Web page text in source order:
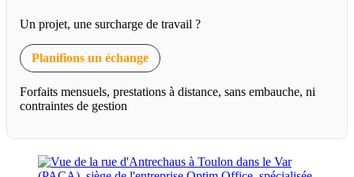
Un projet, une surcharge de travail ?
Planifions un échange
Forfaits mensuels, prestations à distance, sans embauche, ni
contraintes de gestion